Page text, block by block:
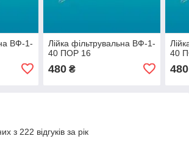
ВФ-1-
Лійка фільтрувальна ВФ-1-
40 ПОР 16
480₴
40
480
з 222 відгуків за рік